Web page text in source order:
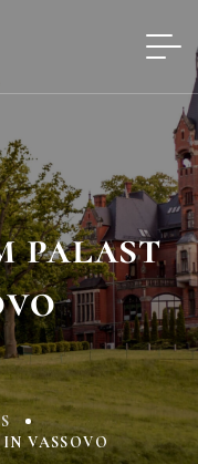
palast
VASSOVO